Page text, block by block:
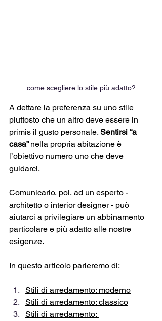
come scegliere lo stile più adatto?
A dettare la preferenza su uno stile
piuttosto che un altro deve essere in
primis il gusto personale. Sentirsi “a
casa” nella propria abitazione è
l’obiettivo numero uno che deve
guidarci.
Comunicarlo, poi, ad un esperto -
architetto o interior designer - può
aiutarci a privilegiare un abbinamento
particolare e più adatto alle nostre
esigenze.
In questo articolo parleremo di:
Stili di arredamento: moderno
Stili di arredamento: classico
Stili di arredamento: